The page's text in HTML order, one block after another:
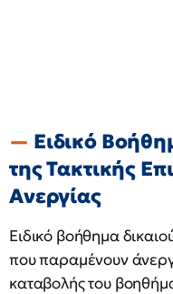
Ειδικό
της Τακτικής
Ανεργίας
Ειδικό βοήθημα
που παραμένουν
καταβολής του